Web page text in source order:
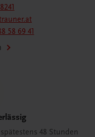
58 69 41
48 Stunden